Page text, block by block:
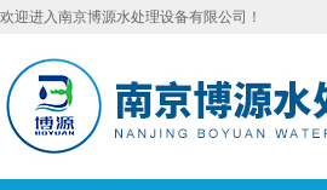
欢迎进入南京博源水处理设备有限公司！